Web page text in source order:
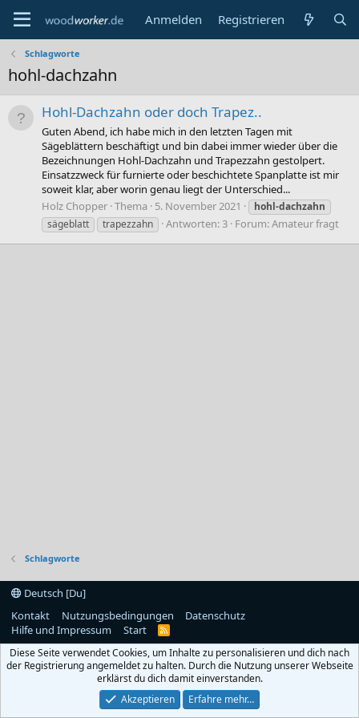
Anmelden Registrieren
Schlagworte
hohl-dachzahn
Hohl-Dachzahn oder doch Trapez..
Guten Abend, ich habe mich in den letzten Tagen mit
Sägeblättern beschäftigt und bin dabei immer wieder über die
Bezeichnungen Hohl-Dachzahn und Trapezzahn gestolpert.
Einsatzzweck für furnierte oder beschichtete Spanplatte ist mir
soweit klar, aber worin genau liegt der Unterschied...
Holz Chopper Thema 5. November 2021
hohl-dachzahn
sägeblatt
trapezzahn Antworten: 3 Forum:Amateur fragt
Schlagworte
Deutsch [Du]
Kontakt
Nutzungsbedingungen
Datenschutz
Hilfe und Impressum
Start
R
S
Diese Seite verwendet Cookies, um Inhalte zu personalisieren und dich nach
der Registrierung angemeldet zu halten. Durch die Nutzung unserer Webseite
erklärst du dich damit einverstanden.
Akzeptieren
Erfahre mehr…